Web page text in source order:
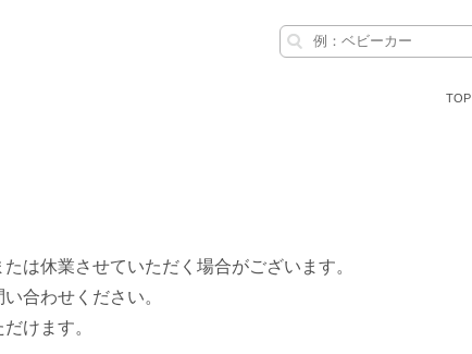
TOP
は休業させていただく場合がございます。
合わせください。
けます。